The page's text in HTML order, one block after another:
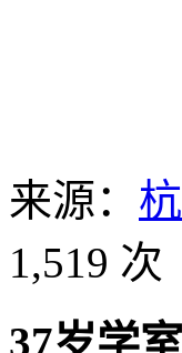
来源：
1,519 次
37岁学